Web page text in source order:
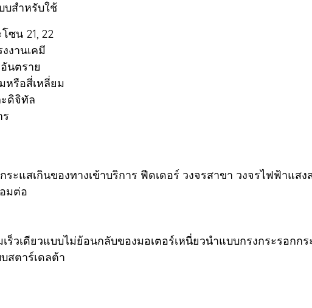
บสำหรับใช้
ซน 21, 22
งานเคมี
นตราย
หรือสี่เหลี่ยม
ดิจิทัล
ะแสเกินของทางเข้าบริการ ฟีดเดอร์ วงจรสาขา วงจรไฟฟ้าแสง
มต่อ
วเดียวแบบไม่ย้อนกลับของมอเตอร์เหนี่ยวนำแบบกรงกระรอกก
สตาร์เดลต้า